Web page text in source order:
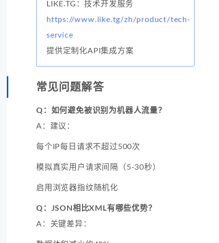
LIKE.TG：技术开发服务
https://www.like.tg/zh/product/tech-
service
提供定制化API集成方案
常见问题解答
Q：如何避免被识别为机器人流量？
A：建议：
每个IP每日请求不超过500次
模拟真实用户请求间隔（5-30秒）
启用浏览器指纹随机化
Q：JSON相比XML有哪些优势？
A：关键差异：